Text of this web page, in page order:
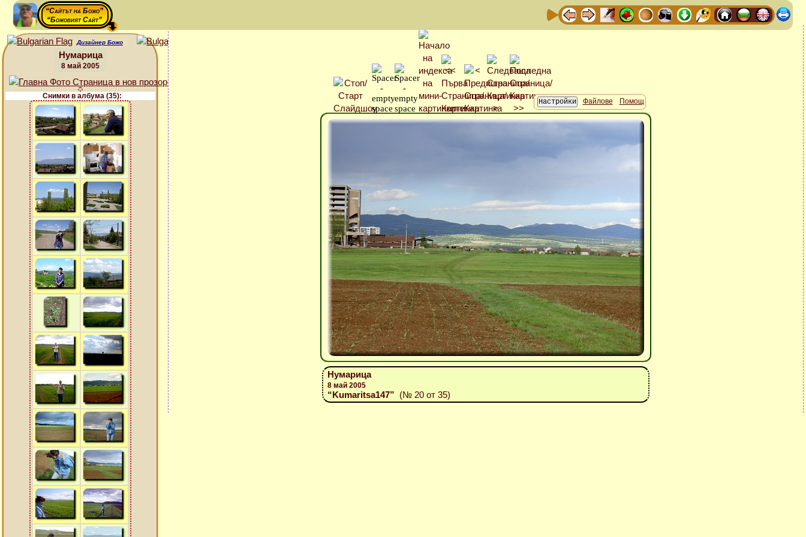
“Сайтът на Божо”
“Божовият Сайт”
Дизайнер Божо
Нумарица
8 май 2005
Снимки в албума (35):
Файлове Помощ
Нумарица
8 май 2005
“Kumaritsa147” (№ 20 от 35)